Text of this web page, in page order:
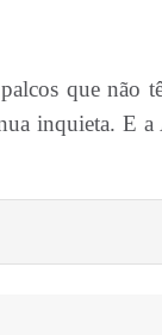
que
inquieta. E a